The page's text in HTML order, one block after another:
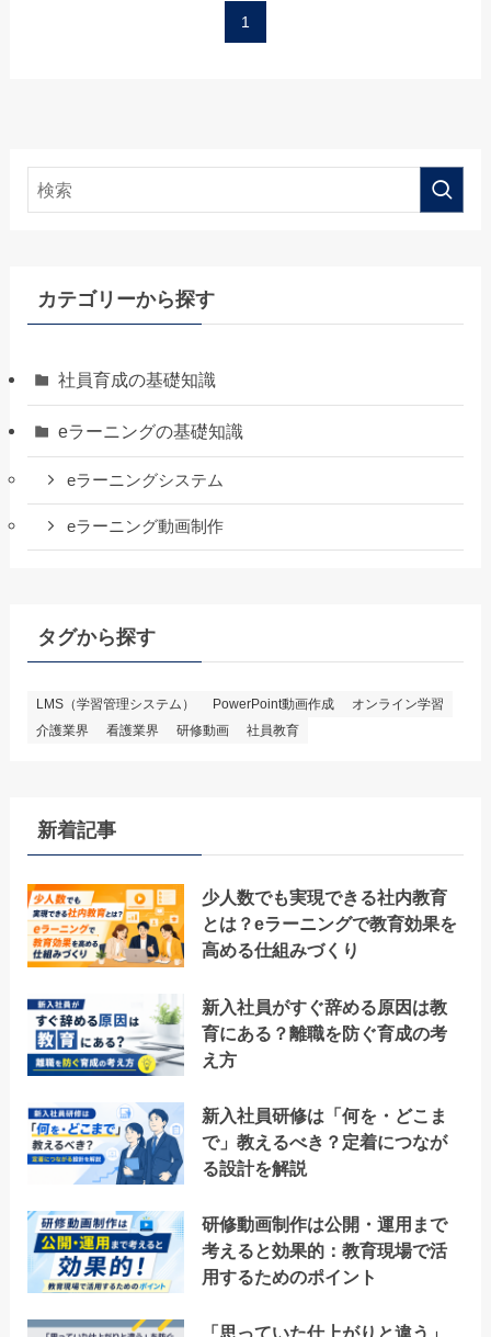
1
カテゴリーから探す
社員育成の基礎知識
eラーニングの基礎知識
eラーニングシステム
eラーニング動画制作
タグから探す
LMS（学習管理システム） PowerPoint動画作成
オンライン学習
介護業界
看護業界 研修動画 社員教育
新着記事
少人数でも実現できる社内教育
とは？eラーニングで教育効果を
高める仕組みづくり
新入社員がすぐ辞める原因は教
育にある？離職を防ぐ育成の考
え方
新入社員研修は「何を・どこま
で」教えるべき？定着につなが
る設計を解説
研修動画制作は公開・運用まで
考えると効果的：教育現場で活
用するためのポイント
「思っていた仕上がりと違う」